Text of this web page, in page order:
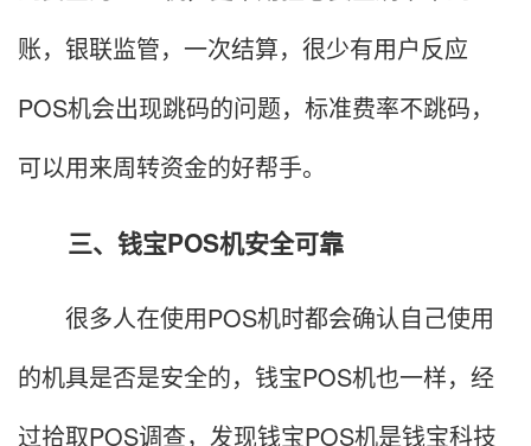
账，银联监管，一次结算，很少有用户反应
POS机会出现跳码的问题，标准费率不跳码，
可以用来周转资金的好帮手。
三、钱宝POS机安全可靠
很多人在使用POS机时都会确认自己使用
的机具是否是安全的，钱宝POS机也一样，经
过拾取POS调查，发现钱宝POS机是钱宝科技